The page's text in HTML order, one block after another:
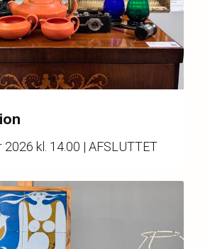
2026 kl. 14.00 | AFSLUTTET